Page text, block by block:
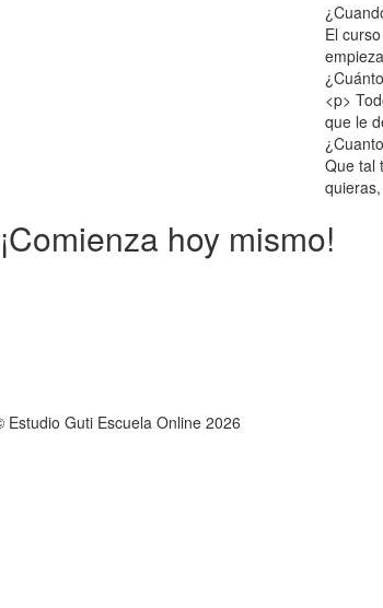
El
<p>
que le
Que tal
¡Comienza hoy mismo!
Estudio Guti Escuela Online 2026